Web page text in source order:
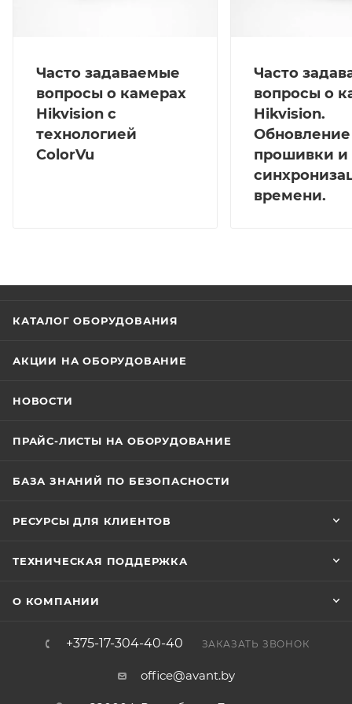
Часто задаваемые
вопросы о камерах
Hikvision с
технологией
ColorVu
Часто
вопросы о
Hikvision.
Обновление
прошивки и
времени.
КАТАЛОГ ОБОРУДОВАНИЯ
АКЦИИ НА ОБОРУДОВАНИЕ
НОВОСТИ
ПРАЙС-ЛИСТЫ НА ОБОРУДОВАНИЕ
БАЗА ЗНАНИЙ ПО БЕЗОПАСНОСТИ
РЕСУРСЫ ДЛЯ КЛИЕНТОВ
ТЕХНИЧЕСКАЯ ПОДДЕРЖКА
О КОМПАНИИ
+375-17-304-40-40 ЗАКАЗАТЬ ЗВОНОК
office@avant.by